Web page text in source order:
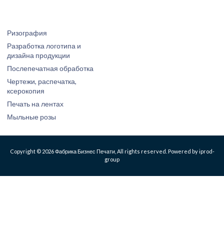
Ризография
Разработка логотипа и
дизайна продукции
Послепечатная обработка
Чертежи, распечатка,
ксерокопия
Печать на лентах
Мыльные розы
Copyright © 2026 Фабрика Бизнес Печати, All rights reserved. Powered by iprod-
group